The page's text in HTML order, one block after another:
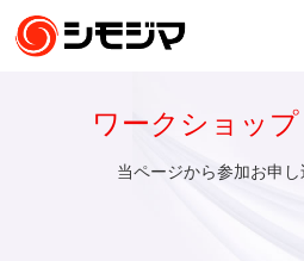
ワークショッ
当ページから参加お申し